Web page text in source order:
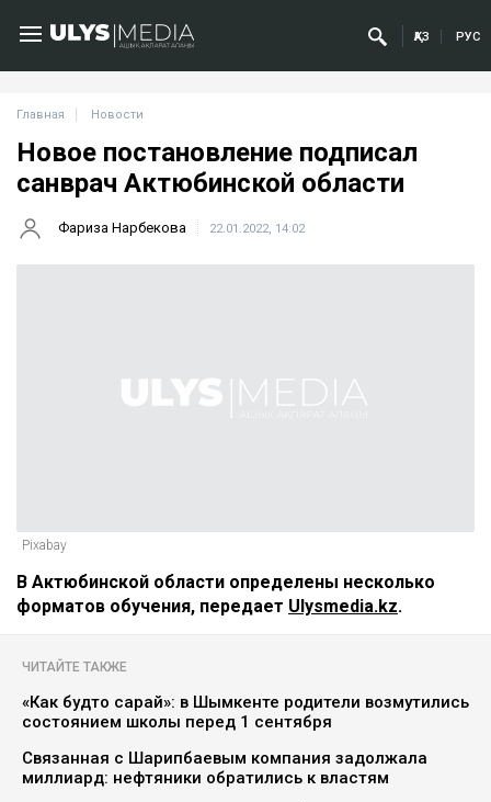
ҚАЗ РУС
Главная Новости
Новое постановление подписал
санврач Актюбинской области
Фариза Нарбекова 22.01.2022, 14:02
Pixabay
В Актюбинской области определены несколько
форматов обучения, передает Ulysmedia.kz.
ЧИТАЙТЕ ТАКЖЕ
«Как будто сарай»: в Шымкенте родители возмутились
состоянием школы перед 1 сентября
Связанная с Шарипбаевым компания задолжала
миллиард: нефтяники обратились к властям